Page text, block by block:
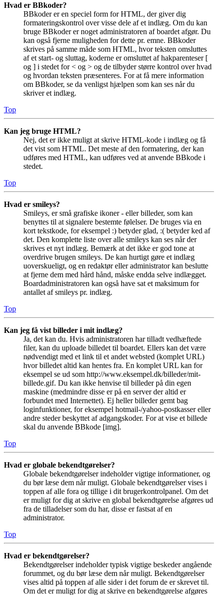
Hvad er BBkoder?
BBkoder er en speciel form for HTML, der giver dig
formateringskontrol over visse dele af et indlæg. Om du kan
bruge BBkoder er noget administratoren af boardet afgør. Du
kan også fjerne muligheden for dette pr. emne. BBkoder
skrives på samme måde som HTML, hvor teksten omsluttes
af et start- og sluttag, koderne er omsluttet af hakparenteser [
og ] i stedet for < og > og de tilbyder større kontrol over hvad
og hvordan teksten præsenteres. For at få mere information
om BBkoder, se da venligst hjælpen som kan ses når du
skriver et indlæg.
Top
Kan jeg bruge HTML?
Nej, det er ikke muligt at skrive HTML-kode i indlæg og få
det vist som HTML. Det meste af den formatering, der kan
udføres med HTML, kan udføres ved at anvende BBkode i
stedet.
Top
Hvad er smileys?
Smileys, er små grafiske ikoner - eller billeder, som kan
benyttes til at signalere bestemte følelser. De bruges via en
kort tekstkode, for eksempel :) betyder glad, :( betyder ked af
det. Den komplette liste over alle smileys kan ses når der
skrives et nyt indlæg. Bemærk at det ikke er god tone at
overdrive brugen smileys. De kan hurtigt gøre et indlæg
uoverskueligt, og en redaktør eller administrator kan beslutte
at fjerne dem med hård hånd, måske endda selve indlægget.
Boardadministratoren kan også have sat et maksimum for
antallet af smileys pr. indlæg.
Top
Kan jeg få vist billeder i mit indlæg?
Ja, det kan du. Hvis administratoren har tilladt vedhæftede
filer, kan du uploade billedet til boardet. Ellers kan det være
nødvendigt med et link til et andet websted (komplet URL)
hvor billedet altid kan hentes fra. En komplet URL kan for
eksempel se ud som http://www.eksempel.dk/billeder/mit-
billede.gif. Du kan ikke henvise til billeder på din egen
maskine (medmindre disse er på en server der altid er
forbundet med Internettet). Ej heller billeder gemt bag
loginfunktioner, for eksempel hotmail-/yahoo-postkasser eller
andre steder beskyttet af adgangskoder. For at vise et billede
skal du anvende BBkode [img].
Top
Hvad er globale bekendtgørelser?
Globale bekendtgørelser indeholder vigtige informationer, og
du bør læse dem når muligt. Globale bekendtgørelser vises i
toppen af alle fora og tillige i dit brugerkontrolpanel. Om det
er muligt for dig at skrive en global bekendtgørelse afgøres ud
fra de tilladelser som du har, disse er fastsat af en
administrator.
Top
Hvad er bekendtgørelser?
Bekendtgørelser indeholder typisk vigtige beskeder angående
forummet, og du bør læse dem når muligt. Bekendtgørelser
vises altid på toppen af alle sider i det forum de er skrevet til.
Om det er muligt for dig at skrive en bekendtgørelse afgøres